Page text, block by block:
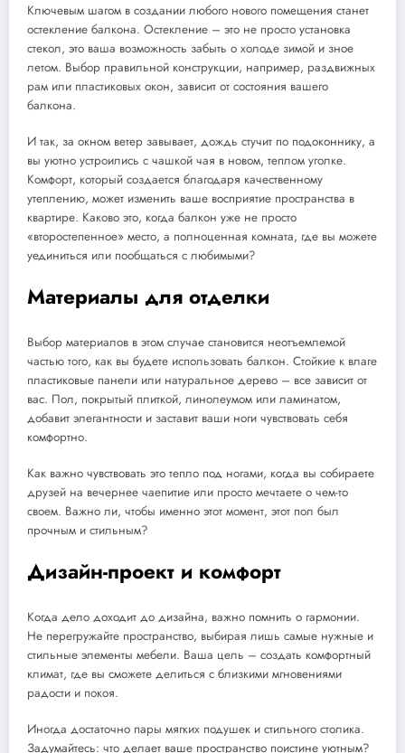
Ключевым шагом в создании любого нового помещения станет
остекление балкона. Остекление – это не просто установка
стекол, это ваша возможность забыть о холоде зимой и зное
летом. Выбор правильной конструкции, например, раздвижных
рам или пластиковых окон, зависит от состояния вашего
балкона.
И так, за окном ветер завывает, дождь стучит по подоконнику, а
вы уютно устроились с чашкой чая в новом, теплом уголке.
Комфорт, который создается благодаря качественному
утеплению, может изменить ваше восприятие пространства в
квартире. Каково это, когда балкон уже не просто
«второстепенное» место, а полноценная комната, где вы можете
уединиться или пообщаться с любимыми?
Материалы для отделки
Выбор материалов в этом случае становится неотъемлемой
частью того, как вы будете использовать балкон. Стойкие к влаге
пластиковые панели или натуральное дерево – все зависит от
вас. Пол, покрытый плиткой, линолеумом или ламинатом,
добавит элегантности и заставит ваши ноги чувствовать себя
комфортно.
Как важно чувствовать это тепло под ногами, когда вы собираете
друзей на вечернее чаепитие или просто мечтаете о чем-то
своем. Важно ли, чтобы именно этот момент, этот пол был
прочным и стильным?
Дизайн-проект и комфорт
Когда дело доходит до дизайна, важно помнить о гармонии.
Не перегружайте пространство, выбирая лишь самые нужные и
стильные элементы мебели. Ваша цель – создать комфортный
климат, где вы сможете делиться с близкими мгновениями
радости и покоя.
Иногда достаточно пары мягких подушек и стильного столика.
Задумайтесь: что делает ваше пространство поистине уютным?